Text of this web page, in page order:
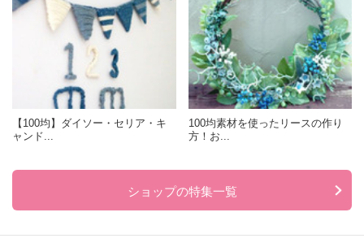
【100均】ダイソー・セリア・キ
ャンド...
100均素材を使ったリースの作り
方！お...
ショップの特集一覧